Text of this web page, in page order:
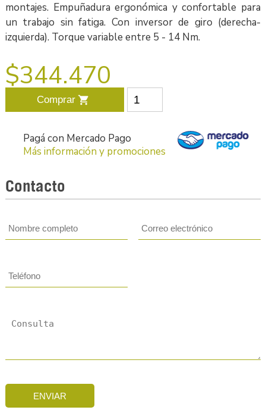
montajes. Empuñadura ergonómica y confortable para
un trabajo sin fatiga. Con inversor de giro (derecha-
izquierda). Torque variable entre 5 - 14 Nm.
$344.470
Comprar shopping_cart
Pagá con Mercado Pago
Más información y promociones
Contacto
ENVIAR